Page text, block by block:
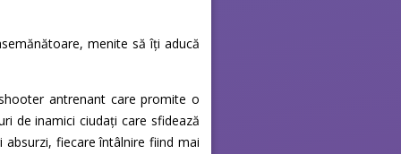
menite să îți aducă
antrenant care promite o
de inamici ciudați care sfidează
fiecare întâlnire fiind mai